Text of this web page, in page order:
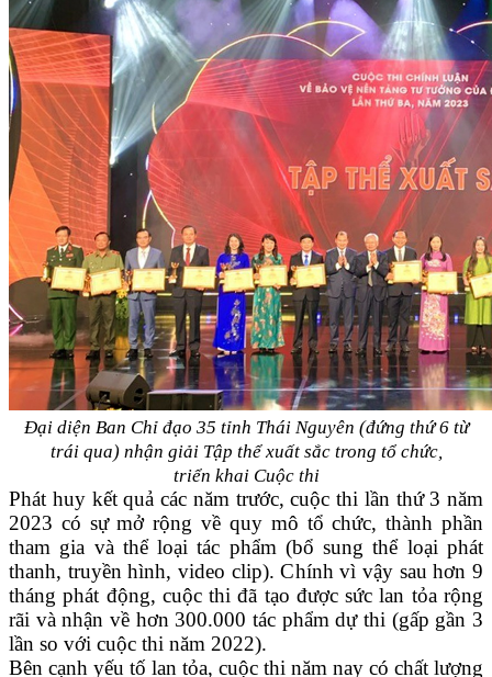
Đại diện Ban Chỉ đạo 35 tỉnh Thái Nguyên (đứng thứ 6 từ
trái qua) nhận giải Tập thể xuất sắc trong tổ chức,
triển khai Cuộc thi
Phát huy kết quả các năm trước, cuộc thi lần thứ 3 năm
2023 có sự mở rộng về quy mô tổ chức, thành phần
tham gia và thể loại tác phẩm (bổ sung thể loại phát
thanh, truyền hình, video clip). Chính vì vậy sau hơn 9
tháng phát động, cuộc thi đã tạo được sức lan tỏa rộng
rãi và nhận về hơn 300.000 tác phẩm dự thi (gấp gần 3
lần so với cuộc thi năm 2022).
Bên cạnh yếu tố lan tỏa, cuộc thi năm nay có chất lượng